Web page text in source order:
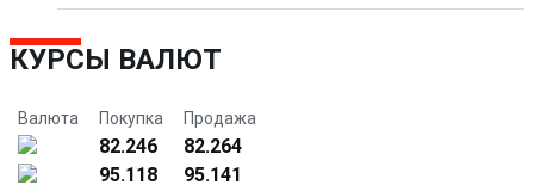
КУРСЫ ВАЛЮТ
Валюта Покупка Продажа
82.246
82.264
95.118
95.141